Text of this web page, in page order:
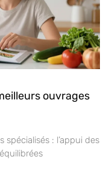
ouvrages
spécialisés : l’appui des